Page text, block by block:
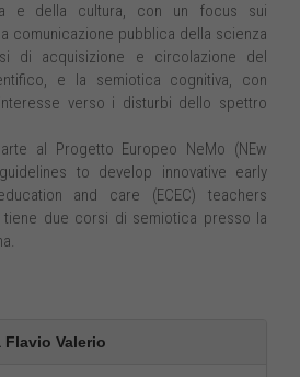
e della cultura, con un focus sui
comunicazione pubblica della scienza
di acquisizione e circolazione del
e la semiotica cognitiva, con
verso i disturbi dello spettro
al Progetto Europeo NeMo (NEw
to develop innovative early
and care (ECEC) teachers
tiene due corsi di semiotica presso la
Flavio Valerio